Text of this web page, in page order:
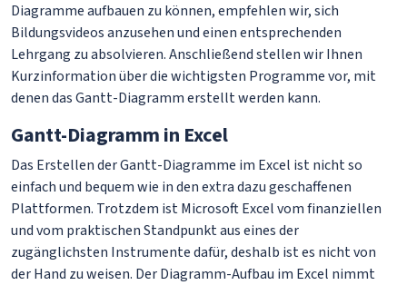
Diagramme aufbauen zu können, empfehlen wir, sich
Bildungsvideos anzusehen und einen entsprechenden
Lehrgang zu absolvieren. Anschließend stellen wir Ihnen
Kurzinformation über die wichtigsten Programme vor, mit
denen das Gantt-Diagramm erstellt werden kann.
Gantt-Diagramm in Excel
Das Erstellen der Gantt-Diagramme im Excel ist nicht so
einfach und bequem wie in den extra dazu geschaffenen
Plattformen. Trotzdem ist Microsoft Excel vom finanziellen
und vom praktischen Standpunkt aus eines der
zugänglichsten Instrumente dafür, deshalb ist es nicht von
der Hand zu weisen. Der Diagramm-Aufbau im Excel nimmt